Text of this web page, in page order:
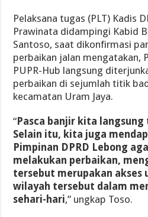
Pelaksana tugas (PLT) Kadis
Prawinata didampingi Kabid
Santoso, saat dikonfirmasi
perbaikan jalan mengatakan,
PUPR-Hub langsung
perbaikan di sejumlah titik
kecamatan Uram Jaya.
“Pasca banjir kita
Selain itu, kita juga
Pimpinan DPRD Lebong
melakukan perbaikan,
tersebut merupakan akses
wilayah tersebut dalam
sehari-hari,” ungkap Toso.